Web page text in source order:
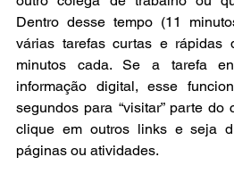
Dentro desse tempo (11
várias tarefas curtas e rápidas
minutos cada. Se a tarefa
informação digital, esse
segundos para “visitar” parte
clique em outros links e seja
páginas ou atividades.